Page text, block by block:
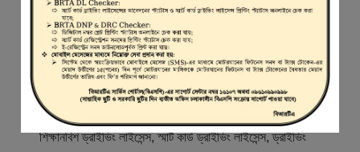
স্বাগতম
বিআরটিএ সার্ভিস পোর্টাল (বিএসপি) বাংলাদেশ রোড ট্রান্সপোর্ট অথরিটি
(বিআরটিএ) এর একটি অনলাইন সেবা প্রদানের মাধ্যম যেখানে ড্রাইভার,
মোটরযান মালিক, মোটরযান বিক্রেতাদের নিবন্ধিত করা হয় এবং
শিক্ষানবিশ ড্রাইভিং লাইসেন্স, স্মার্ট কার্ড ড্রাইভিং লাইসেন্স, ড্রাইভিং